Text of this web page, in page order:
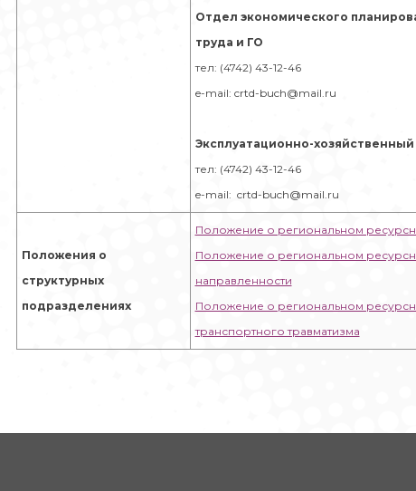
Отдел экономического
труда и ГО
тел: (4742) 43-12-46
e-mail: crtd-buch@mail.ru
Эксплуатационно-
тел: (4742) 43-12-46
e-mail: crtd-buch@mail.ru
Положения о
структурных
подразделениях
Положение о региональном
Положение о региональном
направленности
Положение о региональном
транспортного травматизма